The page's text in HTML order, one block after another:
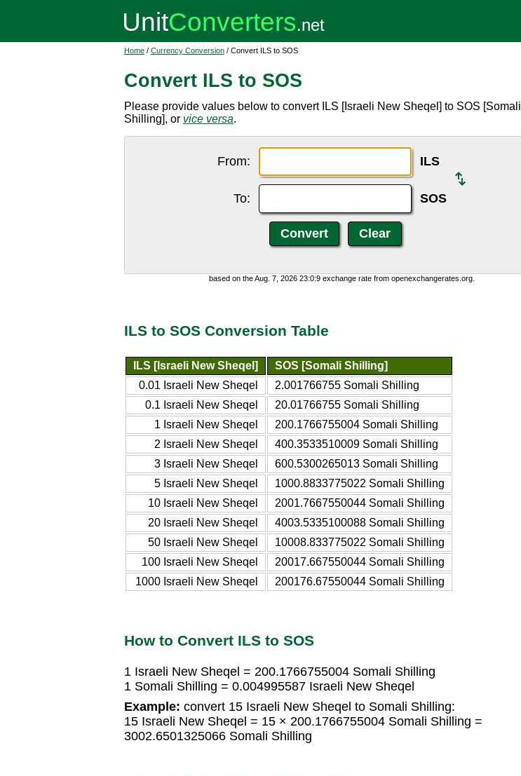
Home / Currency Conversion / Convert ILS to SOS
Convert ILS to SOS
Please provide values below to convert ILS [Israeli New Sheqel] to SOS [Somali
Shilling], or vice versa.
From: ILS
To: SOS
based on the Aug. 7, 2026 23:0:9 exchange rate from openexchangerates.org.
ILS to SOS Conversion Table
ILS [Israeli New Sheqel]
SOS [Somali Shilling]
0.01 Israeli New Sheqel
2.001766755 Somali Shilling
0.1 Israeli New Sheqel
20.01766755 Somali Shilling
1 Israeli New Sheqel
200.1766755004 Somali Shilling
2 Israeli New Sheqel
400.3533510009 Somali Shilling
3 Israeli New Sheqel
600.5300265013 Somali Shilling
5 Israeli New Sheqel
1000.8833775022 Somali Shilling
10 Israeli New Sheqel
2001.7667550044 Somali Shilling
20 Israeli New Sheqel
4003.5335100088 Somali Shilling
50 Israeli New Sheqel
10008.833775022 Somali Shilling
100 Israeli New Sheqel
20017.667550044 Somali Shilling
1000 Israeli New Sheqel
200176.67550044 Somali Shilling
How to Convert ILS to SOS
1 Israeli New Sheqel = 200.1766755004 Somali Shilling
1 Somali Shilling = 0.004995587 Israeli New Sheqel
Example: convert 15 Israeli New Sheqel to Somali Shilling:
15 Israeli New Sheqel = 15 × 200.1766755004 Somali Shilling =
3002.6501325066 Somali Shilling